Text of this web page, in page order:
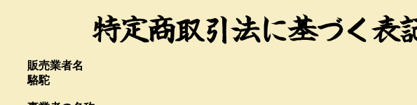
特定商取引法に基づく表
販売業者名
駱駝